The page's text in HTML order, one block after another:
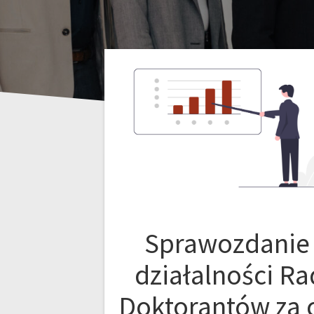
Sprawozdanie
działalności
Doktorantów za